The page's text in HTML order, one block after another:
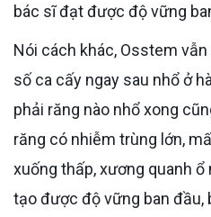
bác sĩ đạt được độ vững
Nói cách khác, Osstem vẫn có thể dùng trong một
số ca cấy ngay sau nhổ ở
phải răng nào nhổ xong
răng có nhiễm trùng lớn,
xuống thấp, xương quanh
tạo được độ vững ban